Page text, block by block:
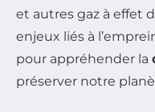
et autres gaz à effet
enjeux liés à
pour appréhender la
préserver notre